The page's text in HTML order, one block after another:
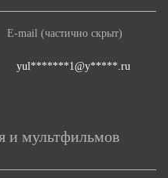
E-mail (частично скрыт)
yul*******1@y*****.ru
и мультфильмов